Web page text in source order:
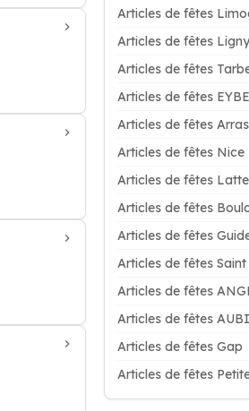
Articles de fêtes
Articles de fêtes
Articles de fêtes
Articles de fêtes
Articles de fêtes Arras
Articles de fêtes Nice
Articles de fêtes
Articles de fêtes
Articles de fêtes
Articles de fêtes
Articles de fêtes
Articles de fêtes
Articles de fêtes Gap
Articles de fêtes